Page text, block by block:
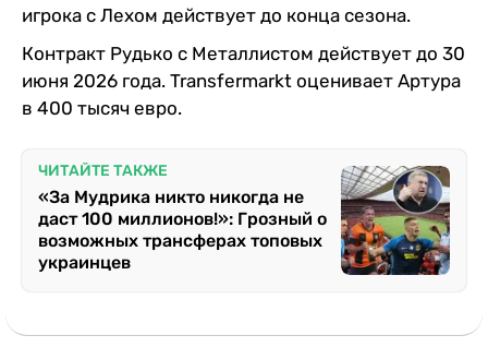
игрока с Лехом действует до конца сезона.
Контракт Рудько с Металлистом действует до 30
июня 2026 года. Transfermarkt оценивает Артура
в 400 тысяч евро.
ЧИТАЙТЕ ТАКЖЕ
«За Мудрика никто никогда не
даст 100 миллионов!»: Грозный о
возможных трансферах топовых
украинцев